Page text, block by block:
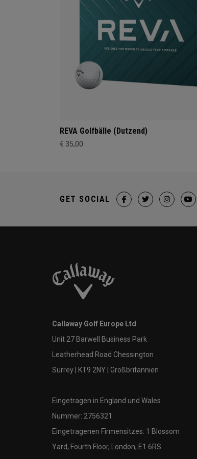
REVA Golfbälle (Dutzend)
€ 35,00
GET SOCIAL
Callaway Golf Europe Ltd
Unit 27 Barwell Business Park
Leatherhead Road Chessington
Surrey | KT9 2NY | Großbritannien
Eingetragen in England und Wales
Nummer: 2756321
Eingetragenen Firmensitzes: 1 Blossom
Yard, Fourth Floor, London, E1 6RS